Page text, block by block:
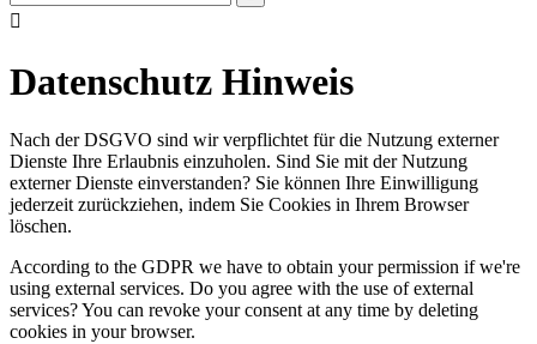

Datenschutz Hinweis
Nach der DSGVO sind wir verpflichtet für die Nutzung externer
Dienste Ihre Erlaubnis einzuholen. Sind Sie mit der Nutzung
externer Dienste einverstanden? Sie können Ihre Einwilligung
jederzeit zurückziehen, indem Sie Cookies in Ihrem Browser
löschen.
According to the GDPR we have to obtain your permission if we're
using external services. Do you agree with the use of external
services? You can revoke your consent at any time by deleting
cookies in your browser.